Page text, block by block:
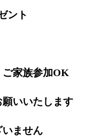
ント
ご家族参加OK
いいたします
ません